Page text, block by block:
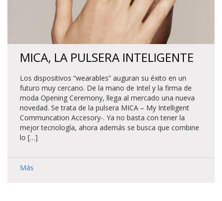
MICA, LA PULSERA INTELIGENTE
Los dispositivos “wearables” auguran su éxito en un
futuro muy cercano. De la mano de Intel y la firma de
moda Opening Ceremony, llega al mercado una nueva
novedad. Se trata de la pulsera MICA – My Intelligent
Communcation Accesory-. Ya no basta con tener la
mejor tecnología, ahora además se busca que combine
lo […]
Más